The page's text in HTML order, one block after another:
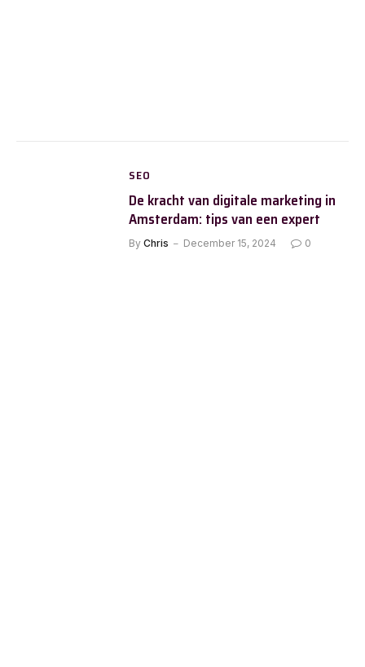
SEO
De kracht van digitale marketing in
Amsterdam: tips van een expert
By Chris December 15, 2024 0